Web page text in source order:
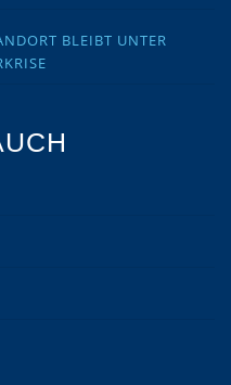
BLEIBT UNTER